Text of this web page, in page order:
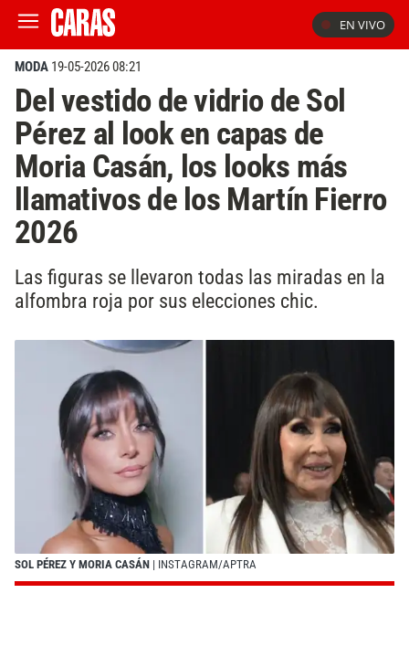
EN VIVO
MODA 19-05-2026 08:21
Del vestido de vidrio de Sol
Pérez al look en capas de
Moria Casán, los looks más
llamativos de los Martín Fierro
2026
Las figuras se llevaron todas las miradas en la
alfombra roja por sus elecciones chic.
SOL PÉREZ Y MORIA CASÁN | INSTAGRAM/APTRA